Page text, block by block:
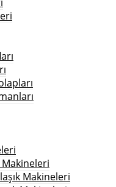
Makineleri
Makineleri